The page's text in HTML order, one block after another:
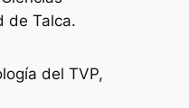
de Talca.
del TVP,